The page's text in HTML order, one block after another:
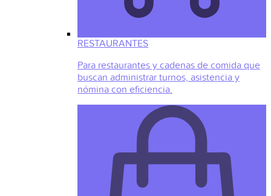
RESTAURANTES
Para restaurantes y cadenas de comida que
buscan administrar turnos, asistencia y
nómina con eficiencia.